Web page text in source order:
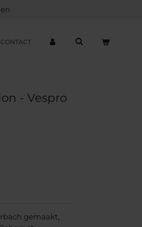
CONTACT
- Vespro
gemaakt,